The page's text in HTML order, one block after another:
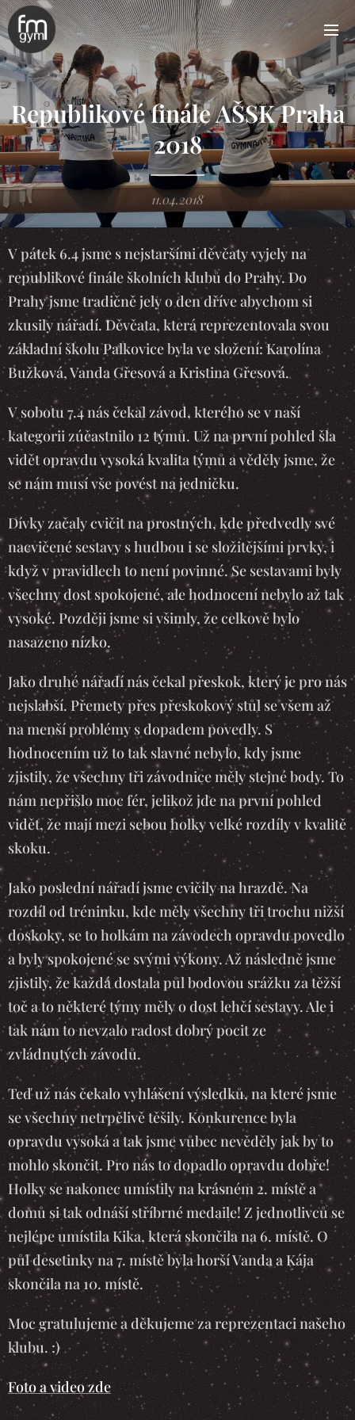
Republikové finále AŠSK Praha
2018
11.04.2018
V pátek 6.4 jsme s nejstaršími děvčaty vyjely na
republikové finále školních klubů do Prahy. Do
Prahy jsme tradičně jely o den dříve abychom si
zkusily nářadí. Děvčata, která reprezentovala svou
základní školu Palkovice byla ve složení: Karolína
Bužková, Vanda Gřesová a Kristina Gřesová.
V sobotu 7.4 nás čekal závod, kterého se v naší
kategorii zúčastnilo 12 týmů. Už na první pohled šla
vidět opravdu vysoká kvalita týmů a věděly jsme, že
se nám musí vše povést na jedničku.
Dívky začaly cvičit na prostných, kde předvedly své
nacvičené sestavy s hudbou i se složitějšími prvky, i
když v pravidlech to není povinné. Se sestavami byly
všechny dost spokojené, ale hodnocení nebylo až tak
vysoké. Později jsme si všimly, že celkově bylo
nasazeno nízko.
Jako druhé nářadí nás čekal přeskok, který je pro nás
nejslabší. Přemety přes přeskokový stůl se všem až
na menší problémy s dopadem povedly. S
hodnocením už to tak slavné nebylo, kdy jsme
zjistily, že všechny tři závodnice měly stejné body. To
nám nepřišlo moc fér, jelikož jde na první pohled
vidět, že mají mezi sebou holky velké rozdíly v kvalitě
skoku.
Jako poslední nářadí jsme cvičily na hrazdě. Na
rozdíl od tréninku, kde měly všechny tři trochu nižší
doskoky, se to holkám na závodech opravdu povedlo
a byly spokojené se svými výkony. Až následně jsme
zjistily, že každá dostala půl bodovou srážku za těžší
toč a to některé týmy měly o dost lehčí sestavy. Ale i
tak nám to nevzalo radost dobrý pocit ze
zvládnutých závodů.
Teď už nás čekalo vyhlášení výsledků, na které jsme
se všechny netrpělivě těšily. Konkurence byla
opravdu vysoká a tak jsme vůbec nevěděly jak by to
mohlo skončit. Pro nás to dopadlo opravdu dobře!
Holky se nakonec umístily na krásném 2. místě a
domů si tak odnáší stříbrné medaile! Z jednotlivců se
nejlépe umístila Kika, která skončila na 6. místě. O
půl desetinky na 7. místě byla horší Vanda a Kája
skončila na 10. místě.
Moc gratulujeme a děkujeme za reprezentaci našeho
klubu. :)
Foto a video zde